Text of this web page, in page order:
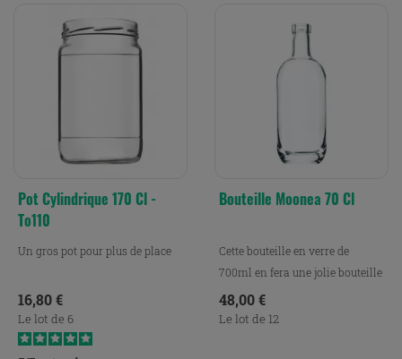
Pot Cylindrique 170 Cl -
To110
Un gros pot pour plus de place
Prix
16,80 €
Le lot de 6
Bouteille Moonea 70 Cl
Cette bouteille en verre de
700ml en fera une jolie bouteille
d’eau en verre, ou...
Prix
48,00 €
Le lot de 12